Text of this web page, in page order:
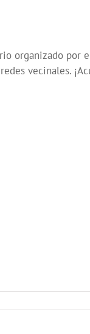
organizado por
vecinales.